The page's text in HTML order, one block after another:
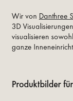
Wir von Danthree
3D
visualisieren
ganze
Produktbilder